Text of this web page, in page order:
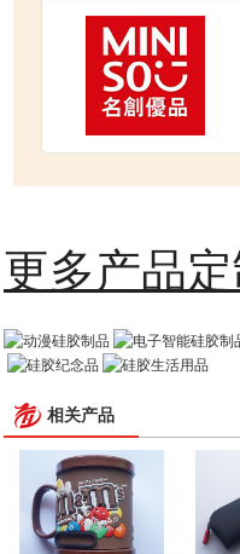
更多
相关产品